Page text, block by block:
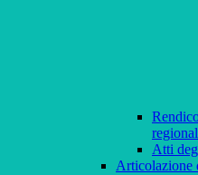
Atti
Articolazione